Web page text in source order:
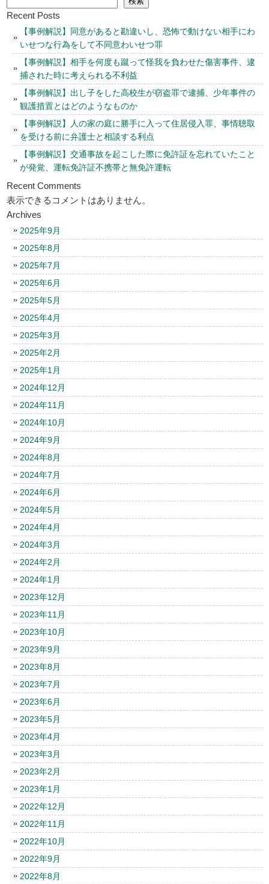
Recent Posts
【事例解説】同意があると勘違いし、恐怖で動けない相手にわ
いせつな行為をして不同意わいせつ罪
【事例解説】相手を何度も蹴って怪我を負わせた傷害事件、逮
捕された時に考えられる不利益
【事例解説】出し子をした高校生が窃盗罪で逮捕、少年事件の
観護措置とはどのようなものか
【事例解説】人の家の庭に勝手に入って住居侵入罪、事情聴取
を受ける前に弁護士と相談する利点
【事例解説】交通事故を起こした際に免許証を忘れていたこと
が発覚、運転免許証不携帯と無免許運転
Recent Comments
表示できるコメントはありません。
Archives
2025年9月
2025年8月
2025年7月
2025年6月
2025年5月
2025年4月
2025年3月
2025年2月
2025年1月
2024年12月
2024年11月
2024年10月
2024年9月
2024年8月
2024年7月
2024年6月
2024年5月
2024年4月
2024年3月
2024年2月
2024年1月
2023年12月
2023年11月
2023年10月
2023年9月
2023年8月
2023年7月
2023年6月
2023年5月
2023年4月
2023年3月
2023年2月
2023年1月
2022年12月
2022年11月
2022年10月
2022年9月
2022年8月